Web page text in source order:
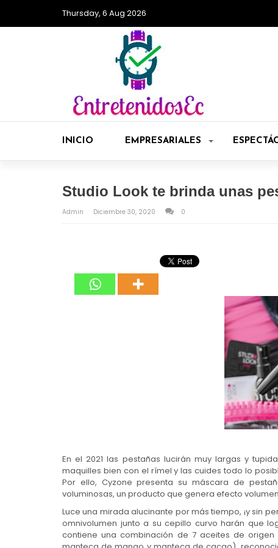
Thursday, 6 Aug 2026
INICIO EMPRESARIALES
Studio Look te brinda unas
Admin Diciembre 30, 2020 0
En el 2021 las pestañas lucirán muy largas y
maquilles bien con el rímel y las cuides todo lo
Por ello, Cyzone presenta su máscara de
voluminosas, un producto que genera efecto
Luce una mirada alucinante por más tiempo, ¡y sin
omnivolumen junto a su cepillo curvo harán que
contiene una combinación de 7 aceites de